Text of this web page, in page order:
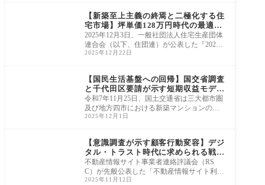
【新築至上主義の終焉と二極化する住
宅市場】坪単価128万円時代の最適解
とは
2025年12月3日、一般社団法人住宅生産団体
連合会（以下、住団連）が公表した『2024
年度戸建注文住宅の顧客実態調査』の結果
2025年12月22日
【国民生活基盤への回帰】国交省調査
と千代田区要請が示す短期収益モデル
の終焉
令和7年11月25日、国土交通省は三大都市圏
及び地方四市における新築マンションの短
期売買（購入後1年以内の売買）状況と、国
2025年12月1日
【意識調査が示す顧客行動変容】デジ
タル・トラスト時代に求められる戦略
思想
不動産情報サイト事業者連絡評議会（RS
C）が先般公表した「不動産情報サイト利用
者意識アンケート」の調査結果は、デジタ
2025年11月12日